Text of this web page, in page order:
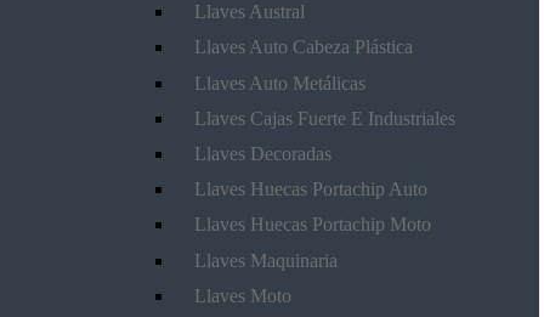
Llaves Austral
Llaves Auto Cabeza Plástica
Llaves Auto Metálicas
Llaves Cajas Fuerte E Industriales
Llaves Decoradas
Llaves Huecas Portachip Auto
Llaves Huecas Portachip Moto
Llaves Maquinaria
Llaves Moto